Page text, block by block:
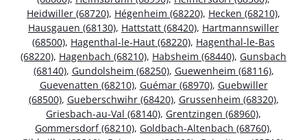
Heidwiller (68720), Hégenheim (68220), Hecken (68210),
Hausgauen (68130), Hattstatt (68420), Hartmannswiller
(68500), Hagenthal-le-Haut (68220), Hagenthal-le-Bas
(68220), Hagenbach (68210), Habsheim (68440), Gunsbach
(68140), Gundolsheim (68250), Guewenheim (68116),
Guevenatten (68210), Guémar (68970), Guebwiller
(68500), Gueberschwihr (68420), Grussenheim (68320),
Griesbach-au-Val (68140), Grentzingen (68960),
Gommersdorf (68210), Goldbach-Altenbach (68760),